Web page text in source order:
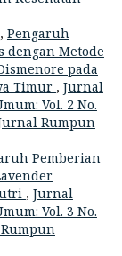
Pengaruh
dengan Metode
pada
Timur , Jurnal
Vol. 2 No.
Rumpun
Pemberian
, Jurnal
Vol. 3 No.